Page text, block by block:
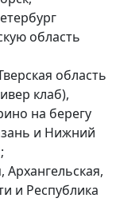
область
область
клаб),
на берегу
и Нижний
Архангельская,
и Республика